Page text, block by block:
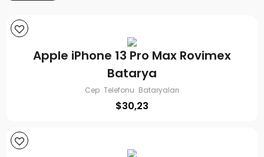
Apple iPhone 13 Pro Max Rovimex
Batarya
Cep Telefonu Bataryaları
$30,23